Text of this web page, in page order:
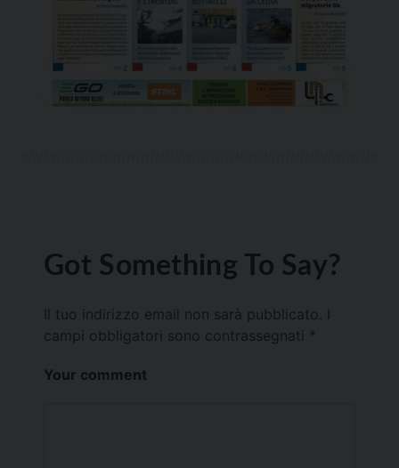
Got Something To Say?
Il tuo indirizzo email non sarà pubblicato.
campi obbligatori sono contrassegnati *
Your comment